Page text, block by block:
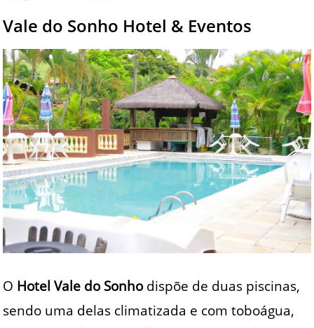
Vale do Sonho Hotel & Eventos
O Hotel Vale do Sonhodispõe de duas piscinas,
sendo uma delas climatizada e com toboágua,